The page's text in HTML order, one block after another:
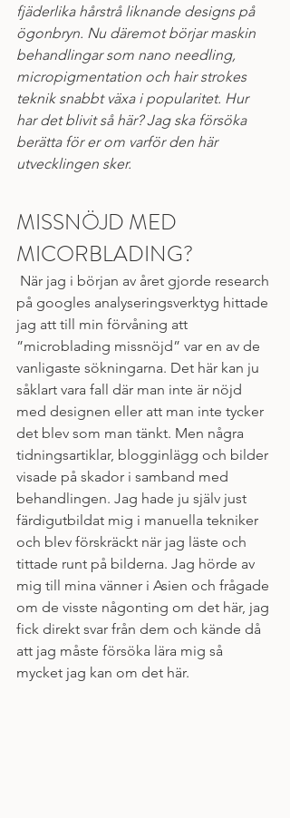
fjäderlika hårstrå liknande designs på
ögonbryn. Nu däremot börjar maskin
behandlingar som nano needling,
micropigmentation och hair strokes
teknik snabbt växa i popularitet. Hur
har det blivit så här? Jag ska försöka
berätta för er om varför den här
utvecklingen sker.
MISSNÖJD MED
MICORBLADING?
på googles analyseringsverktyg hittade
jag att till min förvåning att
”microblading missnöjd” var en av de
vanligaste sökningarna. Det här kan ju
såklart vara fall där man inte är nöjd
med designen eller att man inte tycker
det blev som man tänkt. Men några
tidningsartiklar, blogginlägg och bilder
visade på skador i samband med
behandlingen. Jag hade ju själv just
färdigutbildat mig i manuella tekniker
och blev förskräckt när jag läste och
tittade runt på bilderna. Jag hörde av
mig till mina vänner i Asien och frågade
om de visste någonting om det här, jag
fick direkt svar från dem och kände då
att jag måste försöka lära mig så
mycket jag kan om det här.